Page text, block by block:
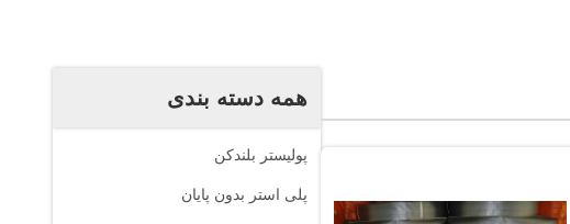
همه دسته بندی
پوليستر بلندکن
پلی استر بدون پایان